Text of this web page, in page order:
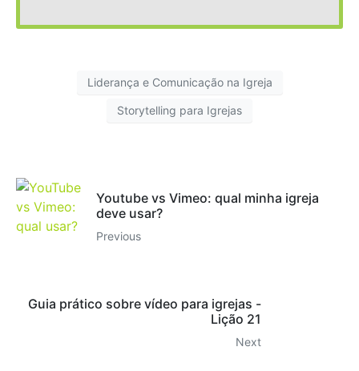
Liderança e Comunicação na Igreja
Storytelling para Igrejas
Youtube vs Vimeo: qual minha igreja
deve usar?
Previous
Guia prático sobre vídeo para igrejas -
Lição 21
Next